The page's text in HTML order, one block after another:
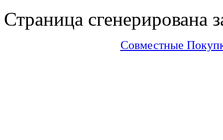
Страница сгенерирована
Совместные